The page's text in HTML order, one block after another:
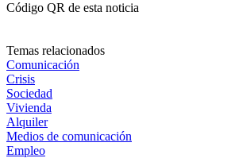
Código QR de esta noticia
Temas relacionados
Comunicación
Crisis
Sociedad
Vivienda
Alquiler
Medios de comunicación
Empleo